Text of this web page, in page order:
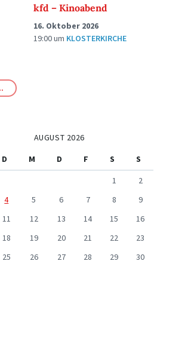
kfd – Kinoabend
16. Oktober 2026
19:00um KLOSTERKIRCHE
AUGUST 2026
D M D F S
S
1
2
4 5 6 7 8
9
11 12 13 14 15
16
18 19 20 21 22
23
25 26 27 28 29
30